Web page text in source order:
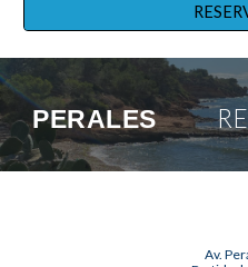
PERALES
Av.